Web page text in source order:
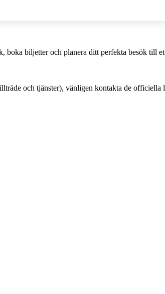
biljetter och planera ditt perfekta besök till
och tjänster), vänligen kontakta de officiella